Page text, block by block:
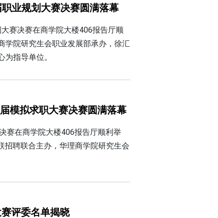
业规划大赛决赛圆满落幕
赛决赛在商学院大楼406报告厅顺
学院研究生会职业发展部承办，徐汇
指导单位。
模拟求职大赛决赛圆满落幕
赛在商学院大楼406报告厅顺利举
招聘联合主办，华理商学院研究生会
评委名单揭晓